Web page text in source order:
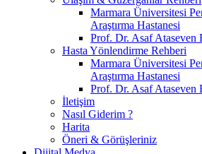
Marmara Üniversitesi
Araştırma Hastanesi
Prof. Dr. Asaf Ataseven
Hasta Yönlendirme Rehberi
Marmara Üniversitesi
Araştırma Hastanesi
Prof. Dr. Asaf Ataseven
İletişim
Nasıl Giderim ?
Harita
Öneri & Görüşleriniz